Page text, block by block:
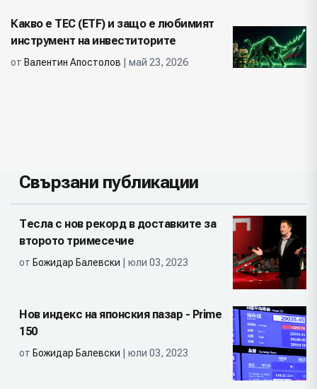
Какво е ТЕС (ETF) и защо е любимият
инструмент на инвеститорите
от Валентин Апостолов | май 23, 2026
Свързани публикации
Тесла с нов рекорд в доставките за
второто тримесечие
от Божидар Балевски | юли 03, 2023
Нов индекс на японския пазар - Prime
150
от Божидар Балевски | юли 03, 2023